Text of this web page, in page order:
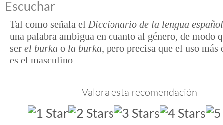
Escuchar
Tal como señala el Diccionario de la lengua
una palabra ambigua en cuanto al género, de modo
ser el burka o la burka, pero precisa que el uso más
es el masculino.
Valora esta recomendación